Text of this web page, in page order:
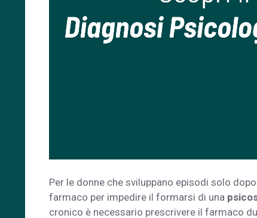
Per le donne che sviluppano episodi solo
farmaco per impedire il formarsi di una
cronico è necessario prescrivere il farmaco